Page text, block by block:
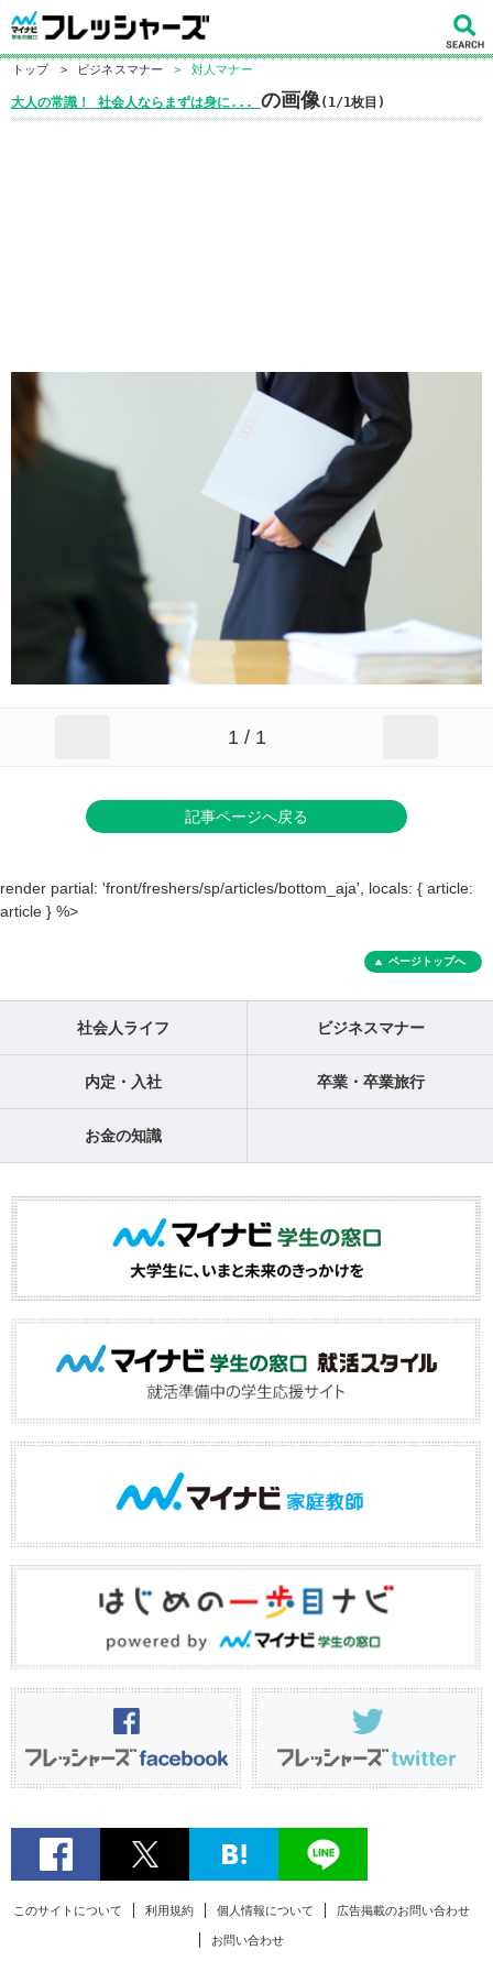
トップ > ビジネスマナー > 対人マナー
大人の常識！ 社会人ならまずは身に... の画像(1/1枚目)
1 / 1
記事ページへ戻る
render partial: 'front/freshers/sp/articles/bottom_aja', locals: { article:
article } %>
ページトップへ
社会人ライフ ビジネスマナー
内定・入社 卒業・卒業旅行
お金の知識
このサイトについて 利用規約 個人情報について 広告掲載のお問い合わせ
お問い合わせ